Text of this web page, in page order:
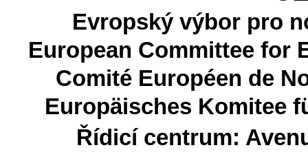
Evropský výbor pro
European Committee for
Comité Européen de
Europäisches Komitee
Řídicí centrum: